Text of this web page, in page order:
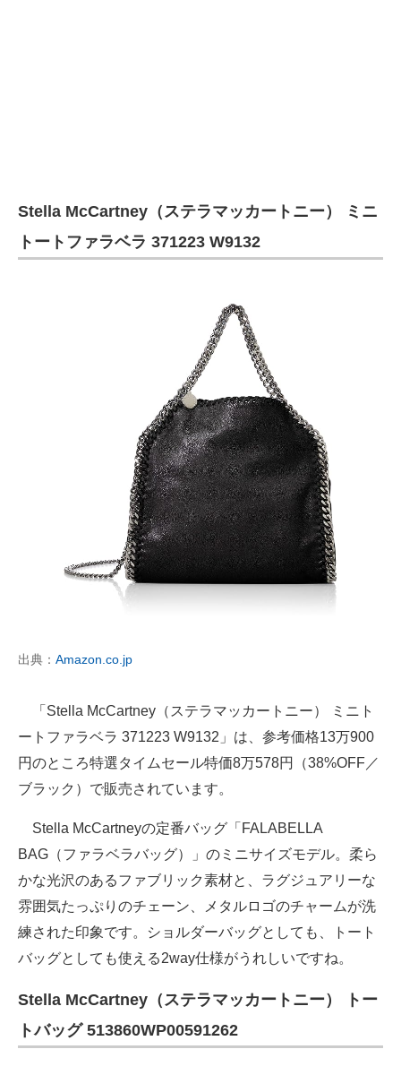
Stella McCartney（ステラマッカートニー） ミニ
トートファラベラ 371223 W9132
出典： Amazon.co.jp
「Stella McCartney（ステラマッカートニー） ミニト
ートファラベラ 371223 W9132」は、参考価格13万900
円のところ特選タイムセール特価8万578円（38%OFF／
ブラック）で販売されています。
Stella McCartneyの定番バッグ「FALABELLA
BAG（ファラベラバッグ）」のミニサイズモデル。柔ら
かな光沢のあるファブリック素材と、ラグジュアリーな
雰囲気たっぷりのチェーン、メタルロゴのチャームが洗
練された印象です。ショルダーバッグとしても、トート
バッグとしても使える2way仕様がうれしいですね。
Stella McCartney（ステラマッカートニー） トー
トバッグ 513860WP00591262